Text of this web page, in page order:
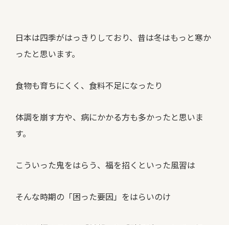
日本は四季がはっきりしており、昔は冬はもっと寒か
ったと思います。
食物も育ちにくく、食料不足になったり
体調を崩す方や、病にかかる方も多かったと思いま
す。
こういった鬼をはらう、福を招くといった風習は
そんな時期の「困った要因」をはらいのけ